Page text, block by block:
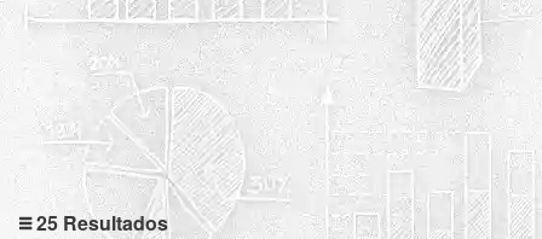
25 Resultados